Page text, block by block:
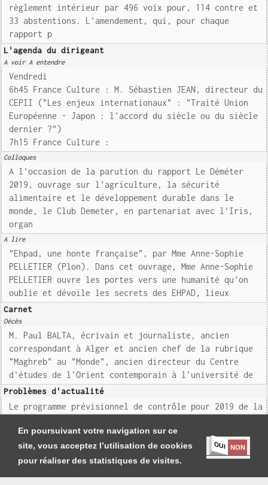
En poursuivant votre navigation sur ce
site, vous acceptez l’utilisation de cookies
pour réaliser des statistiques de visites.
OUI NON
règlement intérieur par 496 voix pour, 114 contre et
33 abstentions. L'amendement, qui, pour chaque
rapport p
L'agenda du dirigeant
A voir A entendre
Vendredi
6h45 France Culture : M. Sébastien JEAN, directeur du
CEPII ("Les enjeux internationaux" : "Traité Union
Européenne - Japon : l'accord du siècle ou du siècle
dernier ?")
7h15 France Culture :
Colloques
A l'occasion de la parution du rapport Le Déméter
2019, ouvrage sur l'agriculture, la sécurité
alimentaire et le développement durable dans le
monde, le Club Demeter, en partenariat avec l'Iris,
organ
A lire
"Ehpad, une honte française", par Mme Anne-Sophie
PELLETIER (Plon). Dans cet ouvrage, Mme Anne-Sophie
PELLETIER ouvre les portes vers une humanité qu'on
oublie et dévoile les secrets des EHPAD, lieux
Carnet
Décès
M. Paul BALTA, écrivain et journaliste, ancien
correspondant à Alger et ancien chef de la rubrique
"Maghreb" au "Monde", ancien directeur du Centre
d'études de l'Orient contemporain à l'université de
Problèmes d'actualité
Le programme prévisionnel de contrôle pour 2019 de la